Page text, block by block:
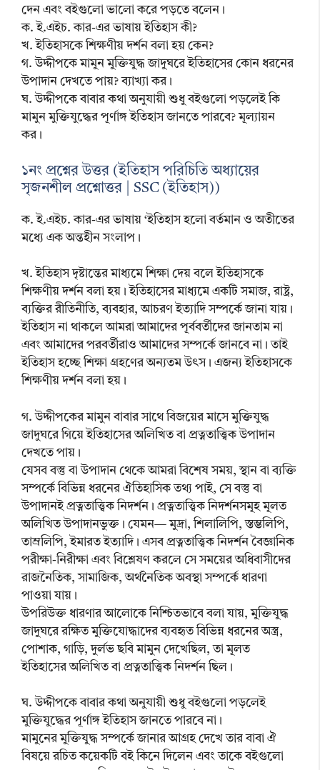
দেন এবং বইগুলো ভালো করে পড়তে বলেন।
ক. ই.এইচ. কার-এর ভাষায় ইতিহাস কী?
খ. ইতিহাসকে শিক্ষণীয় দর্শন বলা হয় কেন?
গ. উদ্দীপকে মামুন মুক্তিযুদ্ধ জাদুঘরে ইতিহাসের কোন ধরনের
উপাদান দেখতে পায়? ব্যাখ্যা কর।
ঘ. উদ্দীপকে বাবার কথা অনুযায়ী শুধু বইগুলো পড়লেই কি
মামুন মুক্তিযুদ্ধের পূর্ণাঙ্গ ইতিহাস জানতে পারবে? মূল্যায়ন
কর।
১নং প্রশ্নের উত্তর (ইতিহাস পরিচিতি অধ্যায়ের
সৃজনশীল প্রশ্নোত্তর | SSC (ইতিহাস))
ক. ই.এইচ. কার-এর ভাষায় ‘ইতিহাস হলো বর্তমান ও অতীতের
মধ্যে এক অন্তহীন সংলাপ।
খ. ইতিহাস দৃষ্টান্তের মাধ্যমে শিক্ষা দেয় বলে ইতিহাসকে
শিক্ষণীয় দর্শন বলা হয়। ইতিহাসের মাধ্যমে একটি সমাজ, রাষ্ট্র,
ব্যক্তির রীতিনীতি, ব্যবহার, আচরণ ইত্যাদি সম্পর্কে জানা যায়।
ইতিহাস না থাকলে আমরা আমাদের পূর্ববর্তীদের জানতাম না
এবং আমাদের পরবর্তীরাও আমাদের সম্পর্কে জানবে না। তাই
ইতিহাস হচ্ছে শিক্ষা গ্রহণের অন্যতম উৎস। এজন্য ইতিহাসকে
শিক্ষণীয় দর্শন বলা হয়।
গ. উদ্দীপকের মামুন বাবার সাথে বিজয়ের মাসে মুক্তিযুদ্ধ
জাদুঘরে গিয়ে ইতিহাসের অলিখিত বা প্রত্নতাত্ত্বিক উপাদান
দেখতে পায়।
যেসব বস্তু বা উপাদান থেকে আমরা বিশেষ সময়, স্থান বা ব্যক্তি
সম্পর্কে বিভিন্ন ধরনের ঐতিহাসিক তথ্য পাই, সে বস্তু বা
উপাদানই প্রত্নতাত্ত্বিক নিদর্শন। প্রত্নতাত্ত্বিক নিদর্শনসমূহ মূলত
অলিখিত উপাদানভুক্ত। যেমন— মুদ্রা, শিলালিপি, স্তম্ভলিপি,
তাম্রলিপি, ইমারত ইত্যাদি। এসব প্রত্নতাত্ত্বিক নিদর্শন বৈজ্ঞানিক
পরীক্ষা-নিরীক্ষা এবং বিশ্লেষণ করলে সে সময়ের অধিবাসীদের
রাজনৈতিক, সামাজিক, অর্থনৈতিক অবস্থা সম্পর্কে ধারণা
পাওয়া যায়।
উপরিউক্ত ধারণার আলোকে নিশ্চিতভাবে বলা যায়, মুক্তিযুদ্ধ
জাদুঘরে রক্ষিত মুক্তিযোদ্ধাদের ব্যবহৃত বিভিন্ন ধরনের অস্ত্র,
পোশাক, গাড়ি, দুর্লভ ছবি মামুন দেখেছিল, তা মূলত
ইতিহাসের অলিখিত বা প্রত্নতাত্ত্বিক নিদর্শন ছিল।
ঘ. উদ্দীপকে বাবার কথা অনুযায়ী শুধু বইগুলো পড়লেই
মুক্তিযুদ্ধের পূর্ণাঙ্গ ইতিহাস জানতে পারবে না।
মামুনের মুক্তিযুদ্ধ সম্পর্কে জানার আগ্রহ দেখে তার বাবা ঐ
বিষয়ে রচিত কয়েকটি বই কিনে দিলেন এবং তাকে বইগুলো